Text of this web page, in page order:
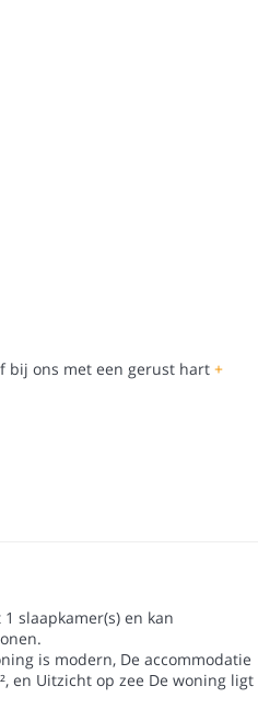
bij ons met een gerust hart +
slaapkamer(s) en kan
is modern, De accommodatie
en Uitzicht op zee De woning ligt